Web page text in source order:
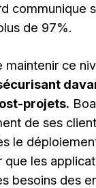
communique
de 97%.
ce
projets.
de ses
le
que les
besoins des